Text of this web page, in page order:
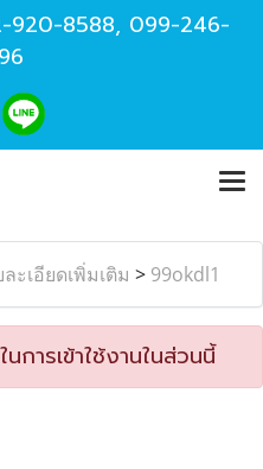
920-8588, 099-246-
ะเอียดเพิ่มเติม > 99okdl1
การเข้าใช้งานในส่วนนี้